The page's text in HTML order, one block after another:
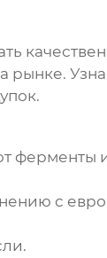
рынке.
ферменты
с